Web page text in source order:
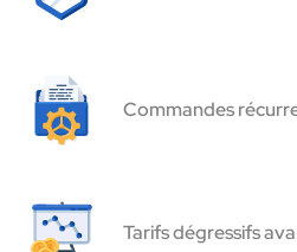
Commandes
Tarifs dégressifs